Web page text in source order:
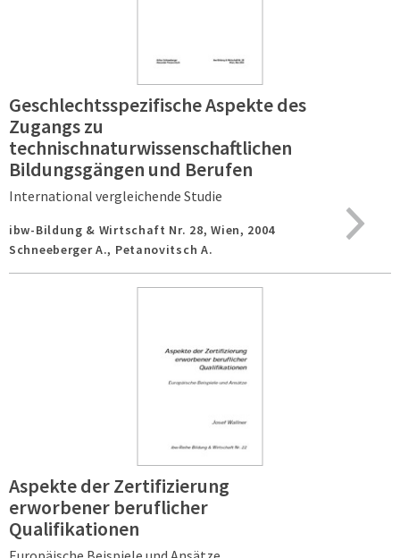
Geschlechtsspezifische Aspekte des
Zugangs zu
technischnaturwissenschaftlichen
Bildungsgängen und Berufen
International vergleichende Studie
ibw-Bildung & Wirtschaft Nr. 28,Wien, 2004
Schneeberger A., Petanovitsch A.
Aspekte der Zertifizierung
erworbener beruflicher
Qualifikationen